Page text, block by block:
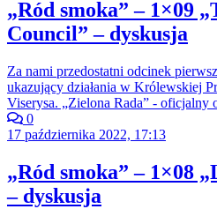
„Ród smoka” – 1×09
Council” – dyskusja
Za nami przedostatni odcinek
ukazujący działania w Królewskiej
Viserysa. „Zielona Rada” -
0
17 października 2022, 17:13
„Ród smoka” – 1×08
– dyskusja